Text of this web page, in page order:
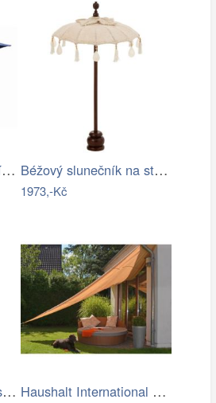
Garthen 6307 Slunečník obdélníkový 2x3… Béžový slunečník na stůl s třásněmi a…
1973,-Kč
Ochranná plachta pro slunečníky - GD Haushalt International Stínící…